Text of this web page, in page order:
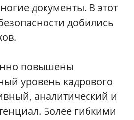
документы. В этот
добились
повышены
уровень кадрового
аналитический и
Более гибкими